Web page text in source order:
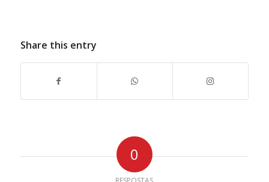
Share this entry
0